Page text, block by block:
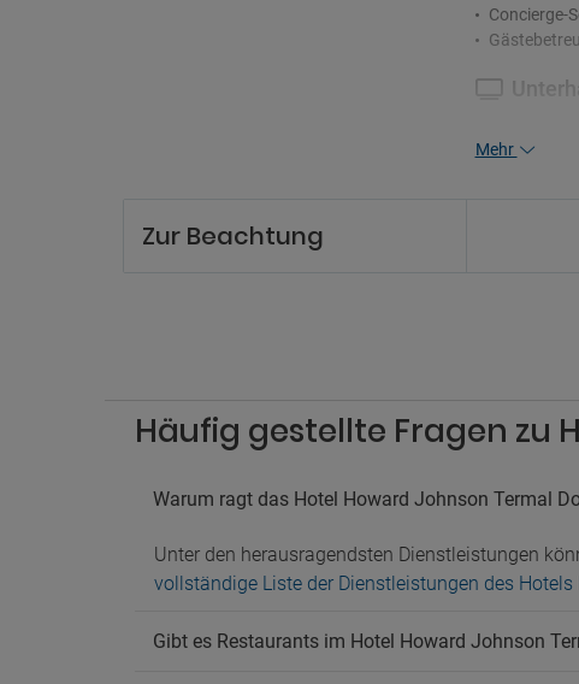
Concierge-
Mehr
Zur Beachtung
Häufig gestellte Fragen zu
Warum ragt das Hotel Howard Johnson Termal
Unter den herausragendsten Dienstleistungen
vollständige Liste der Dienstleistungen des
Gibt es Restaurants im Hotel Howard Johnson